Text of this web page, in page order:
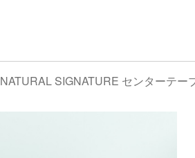
NATURAL SIGNATURE センターテー